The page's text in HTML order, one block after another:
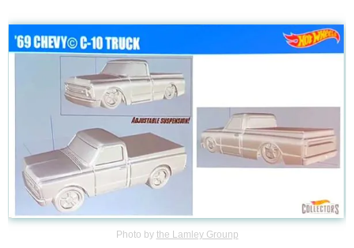
Photo by the Lamley Grounp